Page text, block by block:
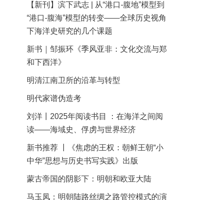
【新刊】滨下武志 | 从“港口-腹地”模型到
“港口-腹海”模型的转变——全球历史视角
下海洋史研究的几个课题
新书｜邹振环《季风亚非：文化交流与郑
和下西洋》
明清江南卫所的沿革与转型
明代家谱伪造考
刘洋丨2025年阅读书目 ：在海洋之间阅
读——海域史、俘虏与世界经济
新书推荐 丨《焦虑的王权：朝鲜王朝“小
中华”思想与历史书写实践》出版
蒙古帝国的阴影下：明朝和欧亚大陆
马玉凤：明朝陆路丝绸之路管控模式的演